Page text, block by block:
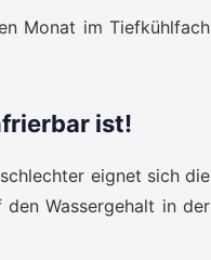
Monat im Tiefkühlfach
ist!
eignet sich die
Wassergehalt in der